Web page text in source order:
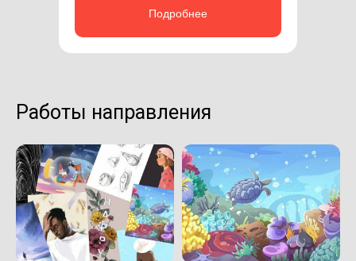
Подробнее
Работы направления